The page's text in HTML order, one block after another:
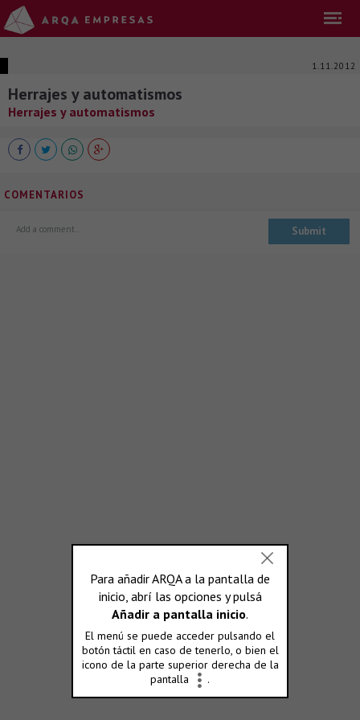
1.11.2012
Herrajes y automatismos
Herrajes y automatismos
COMENTARIOS